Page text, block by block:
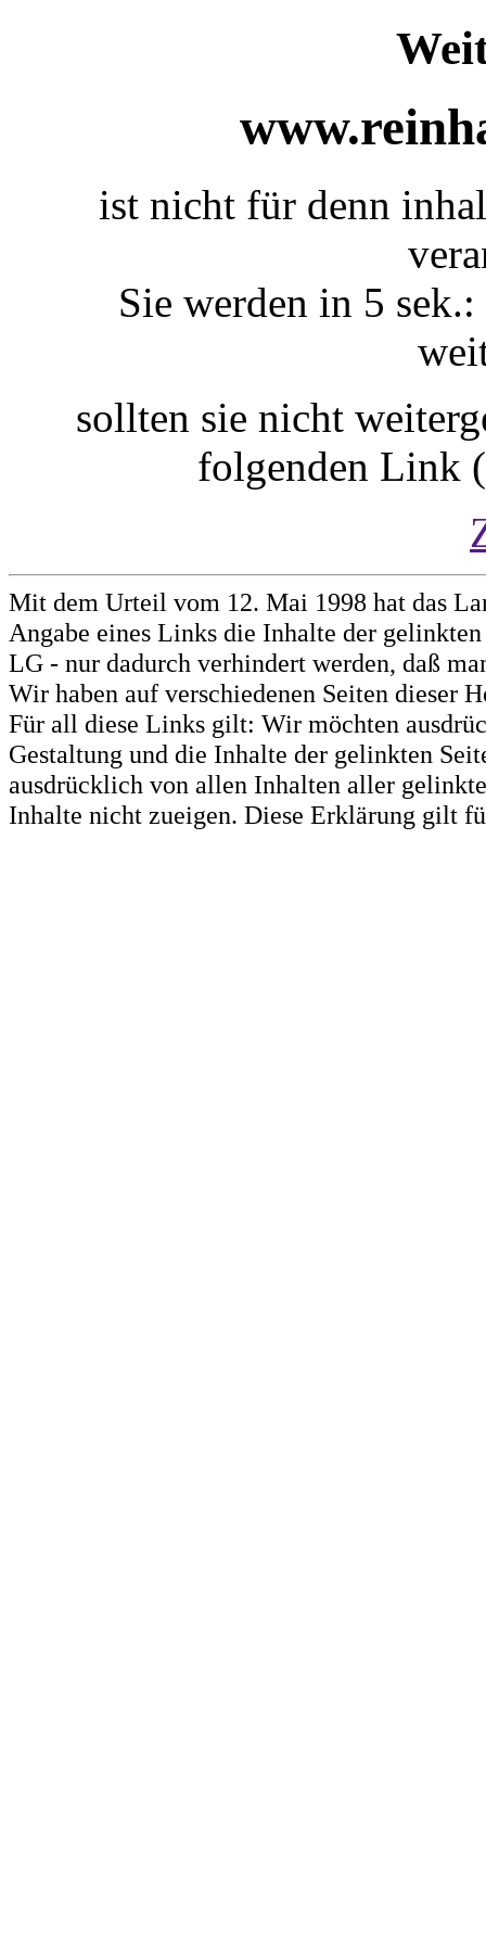
ist nicht für denn
Sie werden in 5
sollten sie nicht
folgenden Link
Mit dem Urteil vom 12. Mai 1998 hat das
Angabe eines Links die Inhalte der
LG - nur dadurch verhindert werden, daß
Wir haben auf verschiedenen Seiten dieser
Für all diese Links gilt: Wir möchten
Gestaltung und die Inhalte der gelinkten
ausdrücklich von allen Inhalten aller
Inhalte nicht zueigen. Diese Erklärung gilt